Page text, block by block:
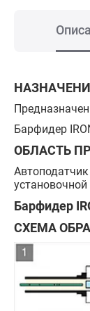
Барфидер
ОБЛАСТЬ
Барфидер
СХЕМА